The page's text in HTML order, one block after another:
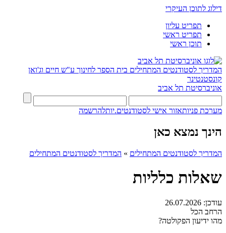
דילוג לתוכן העיקרי
תפריט עליון
תפריט ראשי
תוכן ראשי
המדריך לסטודנטים המתחילים בית הספר לחינוך ע"ש חיים וג'ואן
קונסטנטינר
אוניברסיטת תל אביב
מערכת פניותאזור אישי לסטודנטים.יותלהרשמה
הינך נמצא כאן
המדריך לסטודנטים המתחילים » המדריך לסטודנטים המתחילים
שאלות כלליות
עודכן: 26.07.2026
הרחב הכל
מהו ידיעון הפקולטה?